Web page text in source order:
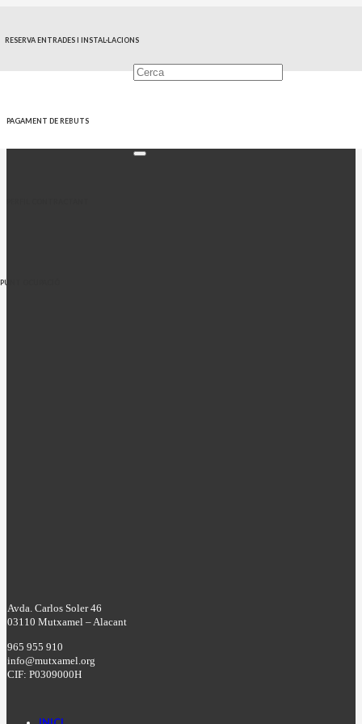
RESERVA ENTRADES I INSTAL·LACIONS
PAGAMENT DE REBUTS
PUNT OCUPACIÓ
Avda. Carlos Soler 46
03110 Mutxamel – Alacant
965 955 910
info@mutxamel.org
CIF: P0309000H